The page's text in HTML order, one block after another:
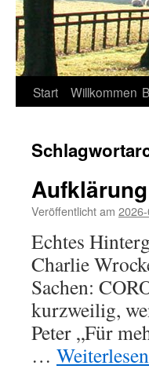
Start Willkommen
Veröffentlicht am
Echtes
Charlie
Sachen:
kurzweilig,
Peter „Für
… Weiterlesen